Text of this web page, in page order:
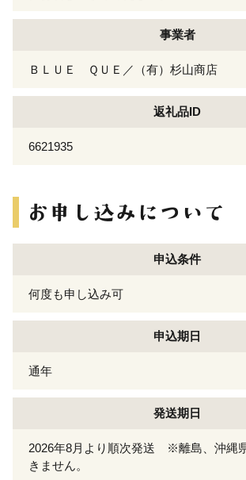
事業者
ＢＬＵＥ ＱＵＥ／（有）杉山商店
返礼品ID
6621935
申込条件
何度も申し込み可
申込期日
通年
発送期日
2026年8月より順次発送 ※離島、沖縄
きません。